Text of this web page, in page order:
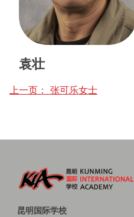
袁壮
帖
导
上一页： 张可乐女士
昆明国际学校